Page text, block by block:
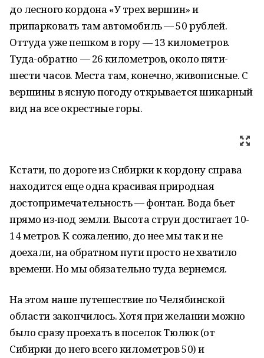
до лесного кордона «У трех вершин» и
припарковать там автомобиль — 50 рублей.
Оттуда уже пешком в гору — 13 километров.
Туда-обратно — 26 километров, около пяти-
шести часов. Места там, конечно, живописные. С
вершины в ясную погоду открывается шикарный
вид на все окрестные горы.
Кстати, по дороге из Сибирки к кордону справа
находится еще одна красивая природная
достопримечательность — фонтан. Вода бьет
прямо из-под земли. Высота струи достигает 10-
14 метров. К сожалению, до нее мы так и не
доехали, на обратном пути просто не хватило
времени. Но мы обязательно туда вернемся.
На этом наше путешествие по Челябинской
области закончилось. Хотя при желании можно
было сразу проехать в поселок Тюлюк (от
Сибирки до него всего километров 50) и